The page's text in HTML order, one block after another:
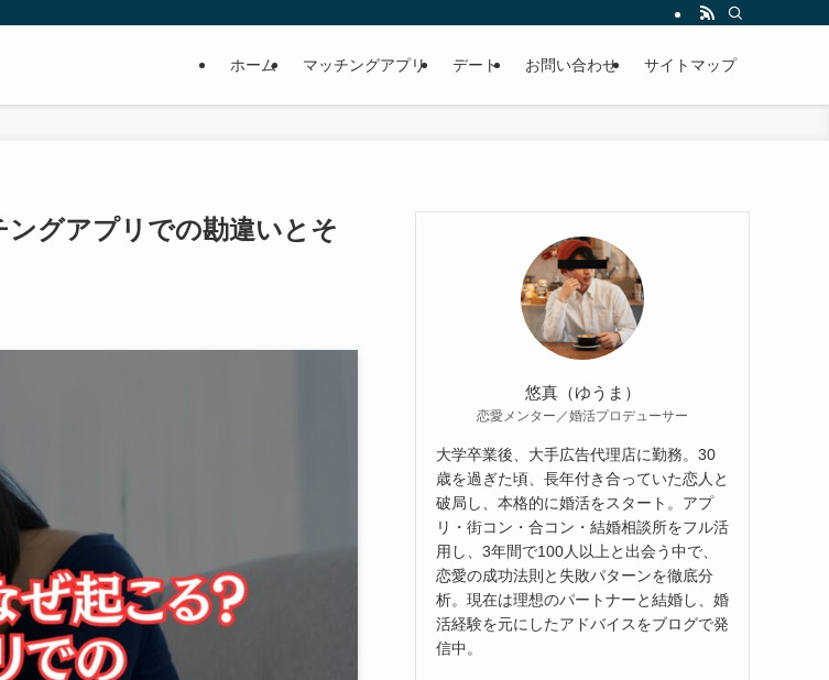
ホーム マッチングアプリ デート お問い合わせ サイトマップ
グアプリでの勘違いとそ
悠真（ゆうま）
恋愛メンター／婚活プロデューサー
大学卒業後、大手広告代理店に勤務。30
歳を過ぎた頃、長年付き合っていた恋人と
破局し、本格的に婚活をスタート。アプ
リ・街コン・合コン・結婚相談所をフル活
用し、3年間で100人以上と出会う中で、
恋愛の成功法則と失敗パターンを徹底分
析。現在は理想のパートナーと結婚し、婚
活経験を元にしたアドバイスをブログで発
信中。